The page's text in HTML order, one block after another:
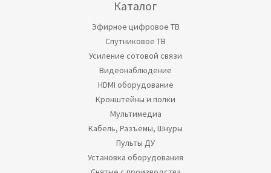
Каталог
Эфирное цифровое ТВ
Спутниковое ТВ
Усиление сотовой связи
Видеонаблюдение
HDMI оборудование
Кронштейны и полки
Мультимедиа
Кабель, Разъемы, Шнуры
Пульты ДУ
Установка оборудования